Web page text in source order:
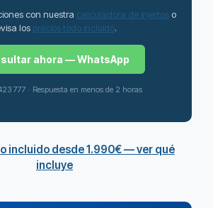
con nuestra calculadora de injertoso
los precios todo incluido.
ahora — WhatsApp
777 · Respuesta en menos de 2 horas
incluido desde 1.990€ — ver qué
incluye